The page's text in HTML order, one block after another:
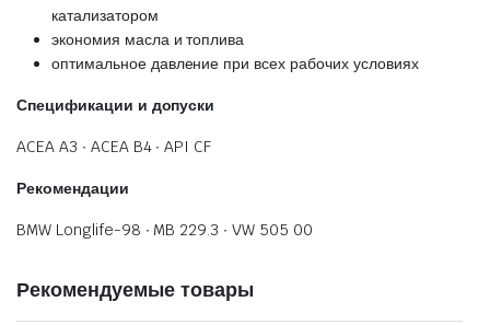
катализатором
экономия масла и топлива
оптимальное давление при всех рабочих условиях
Спецификации и допуски
ACEA A3 ∙ ACEA B4 ∙ API CF
Рекомендации
BMW Longlife-98 ∙ MB 229.3 ∙ VW 505 00
Рекомендуемые товары